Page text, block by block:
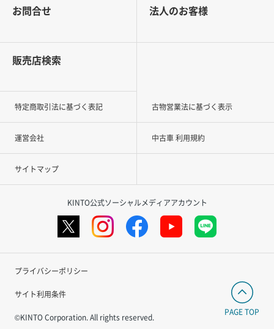
お問合せ 法人のお客様
販売店検索
特定商取引法に基づく表記 古物営業法に基づく表示
運営会社 中古車 利用規約
サイトマップ
KINTO公式ソーシャルメディアアカウント
プライバシーポリシー
サイト利用条件
©KINTO Corporation. All rights reserved.
PAGE TOP